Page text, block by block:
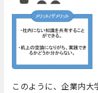
このように、企業内